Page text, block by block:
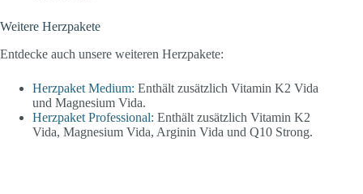
Weitere Herzpakete
Entdecke auch unsere weiteren Herzpakete:
Herzpaket Medium: Enthält zusätzlich Vitamin K2 Vida
und Magnesium Vida.
Herzpaket Professional: Enthält zusätzlich Vitamin K2
Vida, Magnesium Vida, Arginin Vida und Q10 Strong.